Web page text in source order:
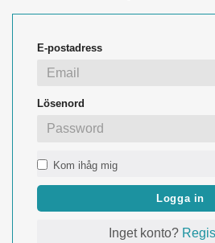
E-postadress
Lösenord
Kom ihåg mig
Logga in
Inget konto?